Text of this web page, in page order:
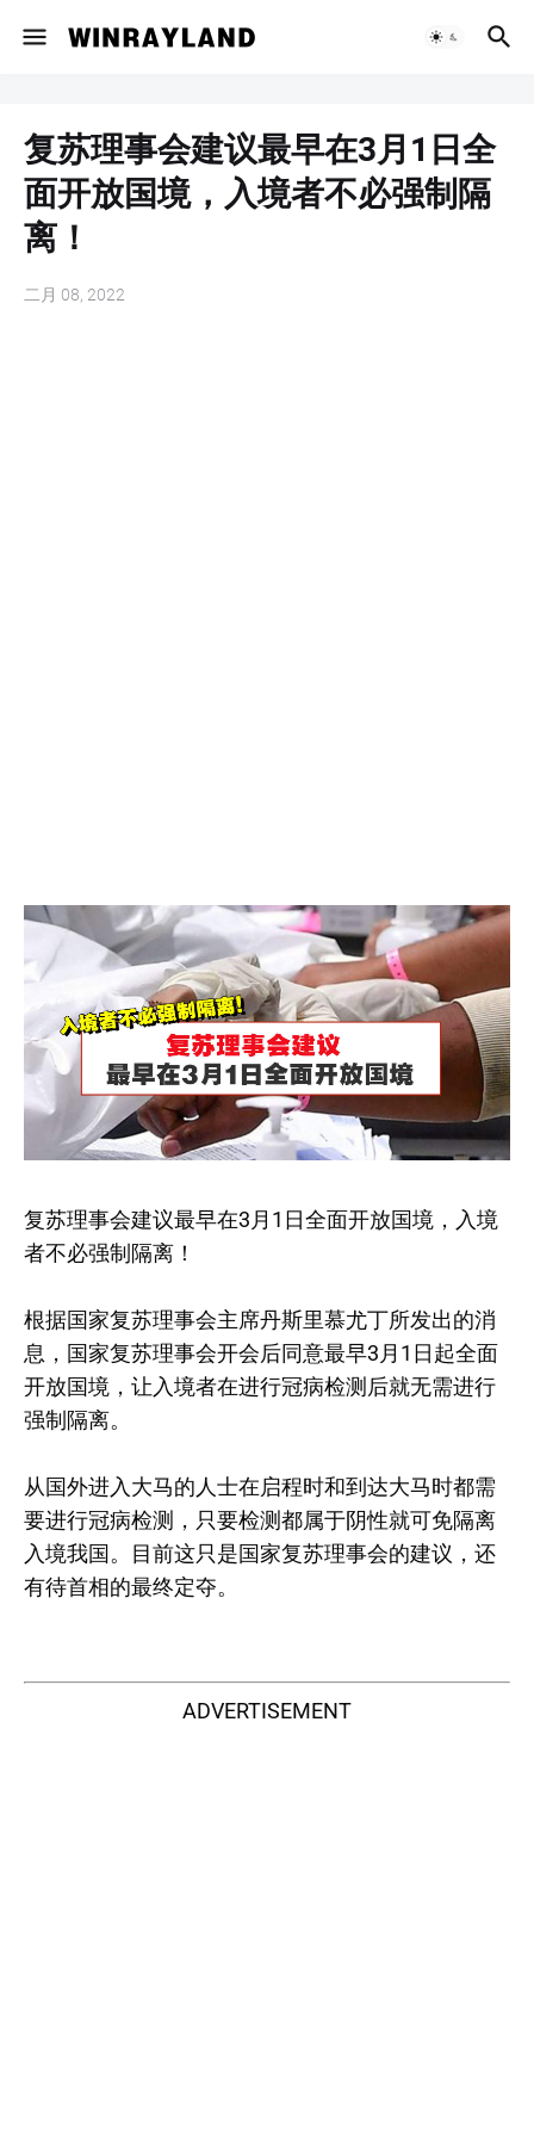
复苏理事会建议最早在3月1日全
面开放国境，入境者不必强制隔
离！
二月 08, 2022
复苏理事会建议最早在3月1日全面开放国境，入境
者不必强制隔离！
根据国家复苏理事会主席丹斯里慕尤丁所发出的消
息，国家复苏理事会开会后同意最早3月1日起全面
开放国境，让入境者在进行冠病检测后就无需进行
强制隔离。
从国外进入大马的人士在启程时和到达大马时都需
要进行冠病检测，只要检测都属于阴性就可免隔离
入境我国。目前这只是国家复苏理事会的建议，还
有待首相的最终定夺。
ADVERTISEMENT